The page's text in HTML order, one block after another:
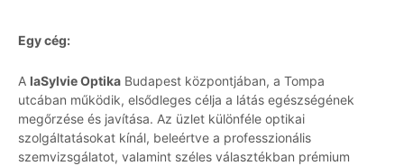
Egy cég:
A laSylvie Optika Budapest központjában, a Tompa
utcában működik, elsődleges célja a látás egészségének
megőrzése és javítása. Az üzlet különféle optikai
szolgáltatásokat kínál, beleértve a professzionális
szemvizsgálatot, valamint széles választékban prémium